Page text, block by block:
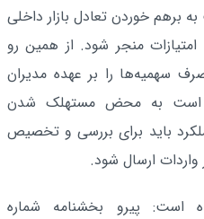
برهم خوردن تعادل بازار داخلی
امتیازات منجر شود. از همین رو
سهمیه‌ها را بر عهده مدیران
است به محض مستهلک شدن
باید برای بررسی و تخصیص
ارسال شود.
است: پیرو بخشنامه شماره